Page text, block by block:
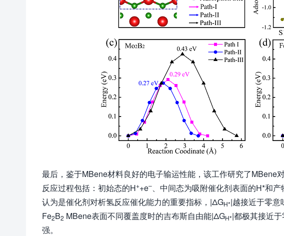
最后，鉴于MBene材料良好的电子输运性能，该工作研究了MBene
反应过程包括：初始态的H++e–、中间态为吸附催化剂表面的H*和产
认为是催化剂对析氢反应催化能力的重要指标，|ΔGH*|越接近于零意
Fe2B2 MBene表面不同覆盖度时的吉布斯自由能|ΔGH*|都极其接近
强。